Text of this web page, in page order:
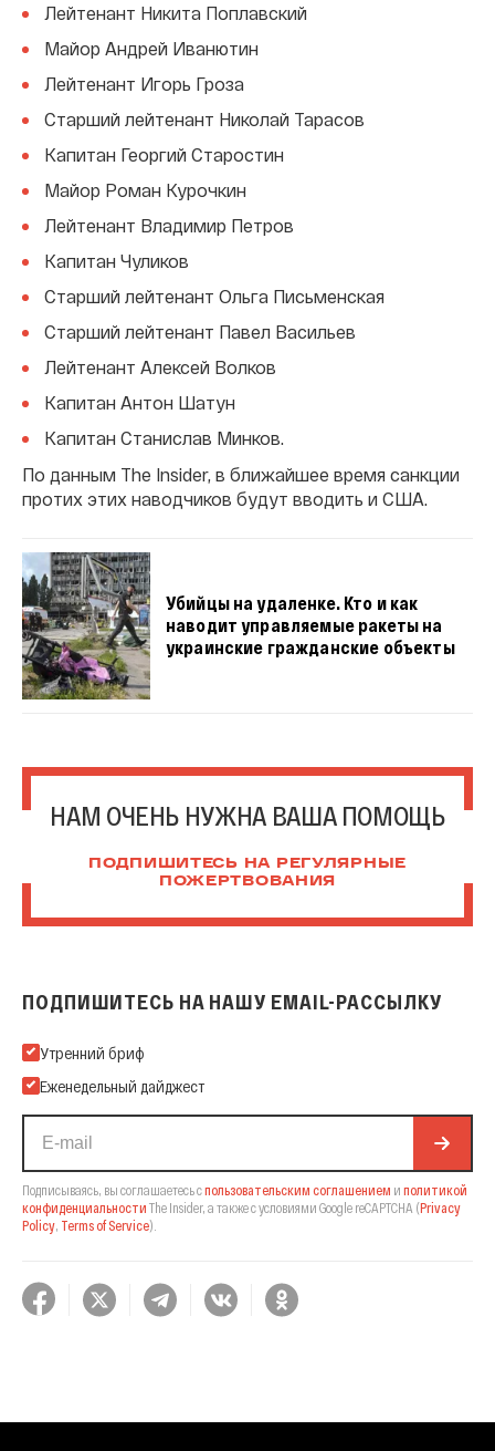
Лейтенант Никита Поплавский
Майор Андрей Иванютин
Лейтенант Игорь Гроза
Старший лейтенант Николай Тарасов
Капитан Георгий Старостин
Майор Роман Курочкин
Лейтенант Владимир Петров
Капитан Чуликов
Старший лейтенант Ольга Письменская
Старший лейтенант Павел Васильев
Лейтенант Алексей Волков
Капитан Антон Шатун
Капитан Станислав Минков.
По данным The Insider, в ближайшее время санкции
протих этих наводчиков будут вводить и США.
Убийцы на удаленке. Кто и как
наводит управляемые ракеты на
украинские гражданские объекты
НАМ ОЧЕНЬ НУЖНА ВАША ПОМОЩЬ
ПОДПИШИТЕСЬ НА РЕГУЛЯРНЫЕ
ПОЖЕРТВОВАНИЯ
ПОДПИШИТЕСЬ НА НАШУ EMAIL-РАССЫЛКУ
Подпишитесь на нашу Email-рассылку
Утренний бриф
Еженедельный дайджест
Подписываясь, вы соглашаетесь спользовательским соглашением и политикой
конфиденциальности The Insider, а также с условиями Google reCAPTCHA (Privacy
Policy Terms of Service).